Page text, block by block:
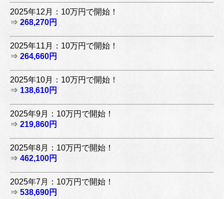
2025年12月：10万円で開始！
⇒ 268,270円
2025年11月：10万円で開始！
⇒ 264,660円
2025年10月：10万円で開始！
⇒ 138,610円
2025年9月：10万円で開始！
⇒ 219,860円
2025年8月：10万円で開始！
⇒ 462,100円
2025年7月：10万円で開始！
⇒ 538,690円